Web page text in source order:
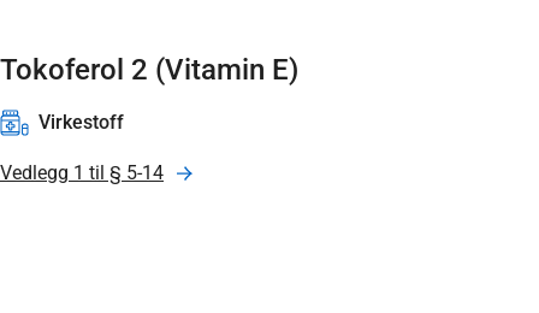
Tokoferol 2 (Vitamin E)
Virkestoff
Vedlegg 1 til § 5-14